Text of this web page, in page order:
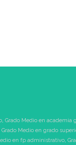
, Grado Medio en academia
Grado Medio en grado
en fp administrativo,